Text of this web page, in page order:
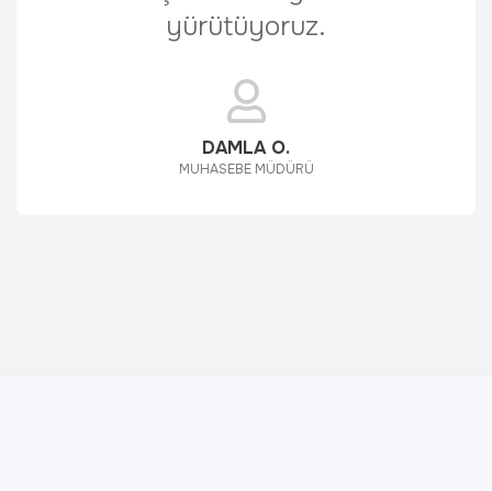
yürütüyoruz.
DAMLA O.
MUHASEBE MÜDÜRÜ